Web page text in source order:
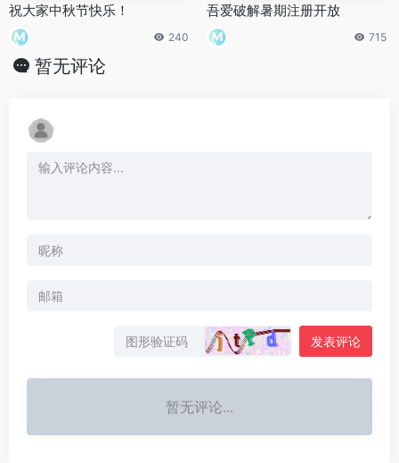
祝大家中秋节快乐！
240
吾爱破解暑期注册开放
715
暂无评论
发表评论
暂无评论...